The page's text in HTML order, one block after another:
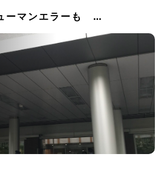
ーマンエラーも …